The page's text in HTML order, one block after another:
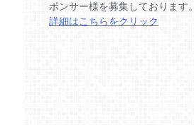
ポンサー様を募集しております。
詳細はこちらをクリック